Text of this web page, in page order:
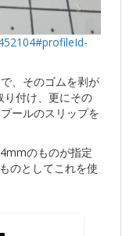
、そのゴムを剥が
り付け、更にその
ールのスリップを
のものが指定
のとしてこれを使